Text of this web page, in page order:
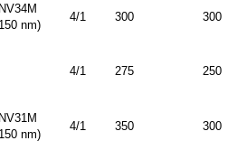
NV34M
nm)
4/1 300 300
4/1 275 250
NV31M
nm)
4/1 350 300